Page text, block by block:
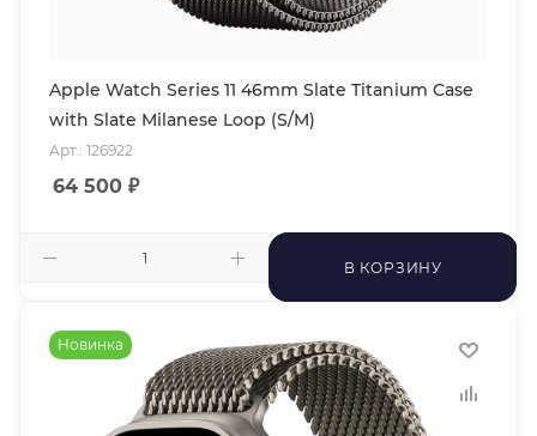
Apple Watch Series 11 46mm Slate Titanium Case
with Slate Milanese Loop (S/M)
Арт.: 126922
64 500 ₽
В КОРЗИНУ
Новинка